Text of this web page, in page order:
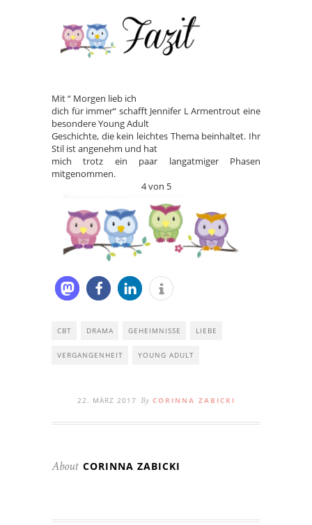
Mit “ Morgen lieb ich
dich für immer“ schafft Jennifer L Armentrout eine
besondere Young Adult
Geschichte, die kein leichtes Thema beinhaltet. Ihr
Stil ist angenehm und hat
mich trotz ein paar langatmiger Phasen
mitgenommen.
4 von 5
CBT DRAMA GEHEIMNISSE LIEBE
VERGANGENHEIT YOUNG ADULT
22. MÄRZ 2017 By CORINNA ZABICKI
About CORINNA ZABICKI